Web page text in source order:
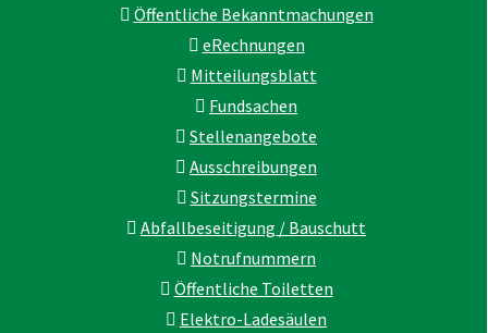
Öffentliche Bekanntmachungen
eRechnungen
Mitteilungsblatt
Fundsachen
Stellenangebote
Ausschreibungen
Sitzungstermine
Abfallbeseitigung / Bauschutt
Notrufnummern
Öffentliche Toiletten
Elektro-Ladesäulen